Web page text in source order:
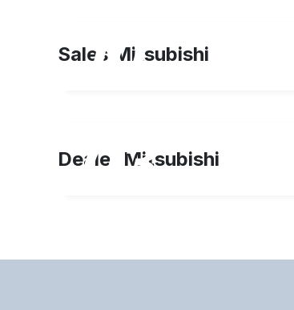
10
Sales Mitsubishi
03
Dealer Mitsubishi